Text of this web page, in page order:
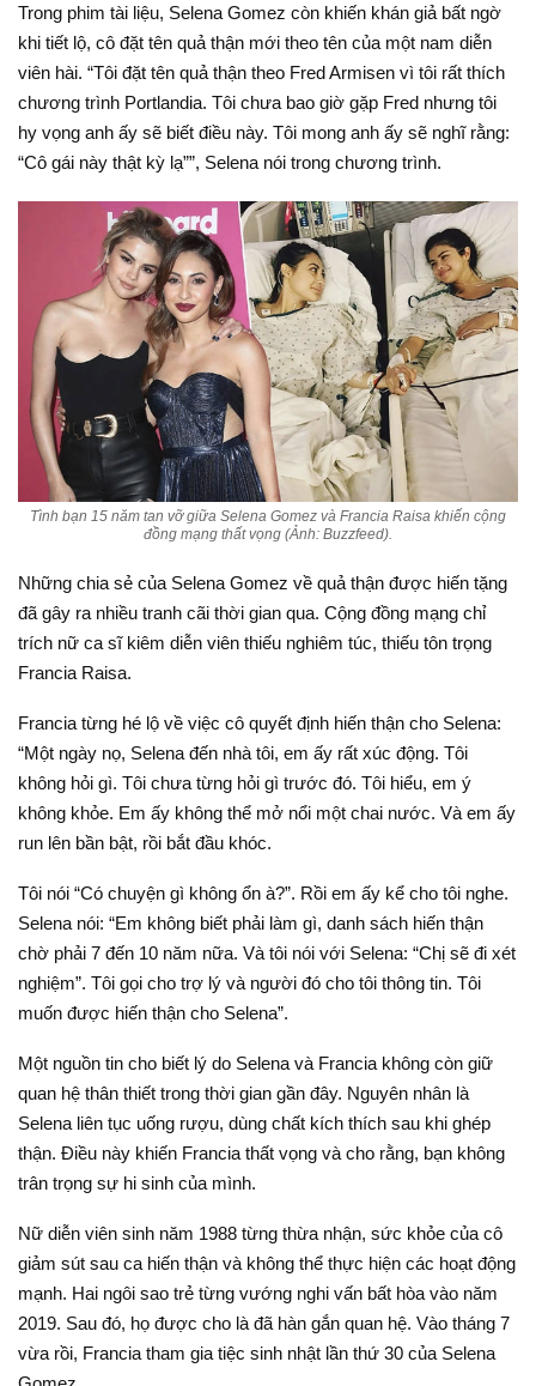
Trong phim tài liệu, Selena Gomez còn khiến khán giả bất ngờ
khi tiết lộ, cô đặt tên quả thận mới theo tên của một nam diễn
viên hài. “Tôi đặt tên quả thận theo Fred Armisen vì tôi rất thích
chương trình Portlandia. Tôi chưa bao giờ gặp Fred nhưng tôi
hy vọng anh ấy sẽ biết điều này. Tôi mong anh ấy sẽ nghĩ rằng:
“Cô gái này thật kỳ lạ””, Selena nói trong chương trình.
Tình bạn 15 năm tan vỡ giữa Selena Gomez và Francia Raisa khiến cộng
đồng mạng thất vọng (Ảnh: Buzzfeed).
Những chia sẻ của Selena Gomez về quả thận được hiến tặng
đã gây ra nhiều tranh cãi thời gian qua. Cộng đồng mạng chỉ
trích nữ ca sĩ kiêm diễn viên thiếu nghiêm túc, thiếu tôn trọng
Francia Raisa.
Francia từng hé lộ về việc cô quyết định hiến thận cho Selena:
“Một ngày nọ, Selena đến nhà tôi, em ấy rất xúc động. Tôi
không hỏi gì. Tôi chưa từng hỏi gì trước đó. Tôi hiểu, em ý
không khỏe. Em ấy không thể mở nổi một chai nước. Và em ấy
run lên bần bật, rồi bắt đầu khóc.
Tôi nói “Có chuyện gì không ổn à?”. Rồi em ấy kể cho tôi nghe.
Selena nói: “Em không biết phải làm gì, danh sách hiến thận
chờ phải 7 đến 10 năm nữa. Và tôi nói với Selena: “Chị sẽ đi xét
nghiệm”. Tôi gọi cho trợ lý và người đó cho tôi thông tin. Tôi
muốn được hiến thận cho Selena”.
Một nguồn tin cho biết lý do Selena và Francia không còn giữ
quan hệ thân thiết trong thời gian gần đây. Nguyên nhân là
Selena liên tục uống rượu, dùng chất kích thích sau khi ghép
thận. Điều này khiến Francia thất vọng và cho rằng, bạn không
trân trọng sự hi sinh của mình.
Nữ diễn viên sinh năm 1988 từng thừa nhận, sức khỏe của cô
giảm sút sau ca hiến thận và không thể thực hiện các hoạt động
mạnh. Hai ngôi sao trẻ từng vướng nghi vấn bất hòa vào năm
2019. Sau đó, họ được cho là đã hàn gắn quan hệ. Vào tháng 7
vừa rồi, Francia tham gia tiệc sinh nhật lần thứ 30 của Selena